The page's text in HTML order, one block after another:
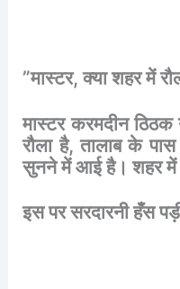
”मास्टर,क्याशहरमें
मास्टर करमदीन ठिठक
रौला है,तालाब के पास
सुननेमेंआईहै। शहरमें
इसपरसरदारनीहँस